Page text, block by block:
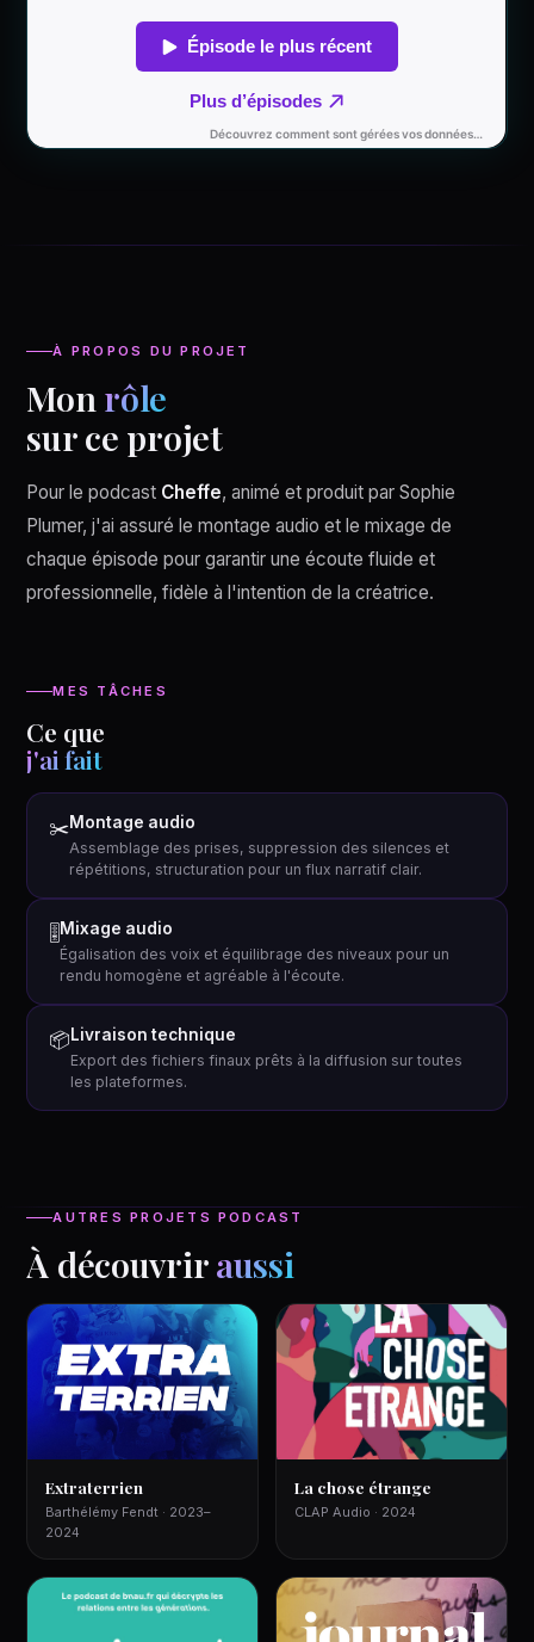
À PROPOS DU PROJET
Mon rôle
sur ce projet
Pour le podcast Cheffe, animé et produit par Sophie
Plumer, j'ai assuré le montage audio et le mixage de
chaque épisode pour garantir une écoute fluide et
professionnelle, fidèle à l'intention de la créatrice.
MES TÂCHES
Ce que
j'ai fait
✂️Montage audio
Assemblage des prises, suppression des silences et
répétitions, structuration pour un flux narratif clair.
🎚 Mixage audio
Égalisation des voix et équilibrage des niveaux pour un
rendu homogène et agréable à l'écoute.
📦Livraison technique
Export des fichiers finaux prêts à la diffusion sur toutes
les plateformes.
AUTRES PROJETS PODCAST
À découvriraussi
Extraterrien
Barthélémy Fendt · 2023–
2024
La chose étrange
CLAP Audio · 2024